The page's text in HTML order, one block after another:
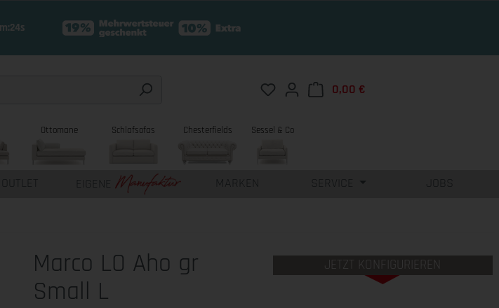
Du hast 0 Produkte auf dem Merkzettel
0,00 €
Ottomane Schlafsofas Chesterfields Sessel & Co
OUTLET EIGENE MARKEN SERVICE JOBS
Marco LO Aho gr
Small L
JETZT KONFIGURIEREN